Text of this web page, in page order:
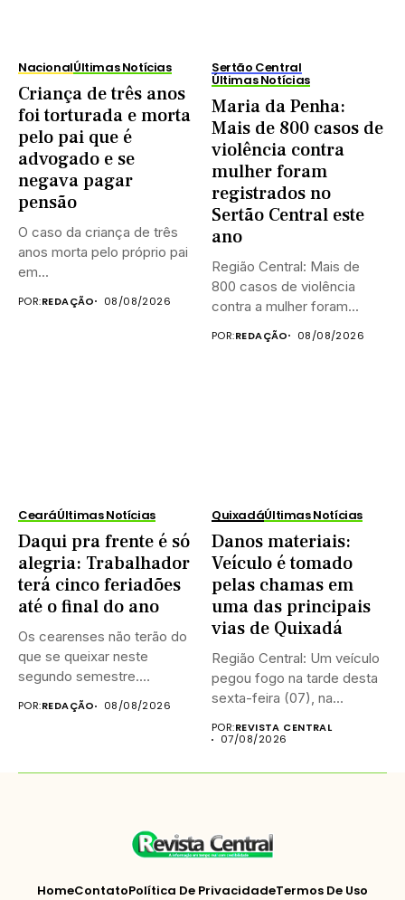
NacionalÚltimas Notícias
Criança de três anos
foi torturada e morta
pelo pai que é
advogado e se
negava pagar
pensão
O caso da criança de três
anos morta pelo próprio pai
em...
POR:REDAÇÃO 08/08/2026
Sertão Central
Últimas Notícias
Maria da Penha:
Mais de 800 casos de
violência contra
mulher foram
registrados no
Sertão Central este
ano
Região Central: Mais de
800 casos de violência
contra a mulher foram...
POR:REDAÇÃO 08/08/2026
CearáÚltimas Notícias
Daqui pra frente é só
alegria: Trabalhador
terá cinco feriadões
até o final do ano
Os cearenses não terão do
que se queixar neste
segundo semestre.
POR:REDAÇÃO 08/08/2026
QuixadáÚltimas Notícias
Danos materiais:
Veículo é tomado
pelas chamas em
uma das principais
vias de Quixadá
Região Central: Um veículo
pegou fogo na tarde desta
sexta-feira (07), na...
POR:REVISTA CENTRAL
07/08/2026
HomeContatoPolítica De PrivacidadeTermos De Uso